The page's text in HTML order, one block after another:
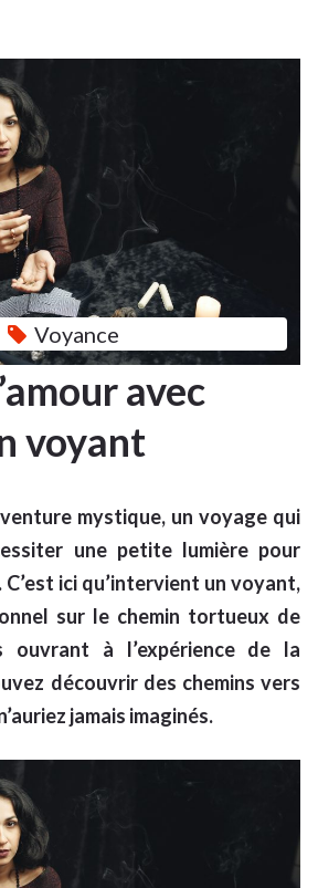
Voyance
avec
voyant
mystique, un voyage qui
une petite lumière pour
C’est ici qu’intervient un voyant,
sur le chemin tortueux de
ouvrant à l’expérience de la
découvrir des chemins vers
jamais imaginés.